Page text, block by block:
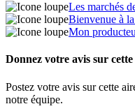
Les marchés
Bienvenue à
Mon
Donnez votre avis sur
Postez votre avis sur cette
notre équipe.